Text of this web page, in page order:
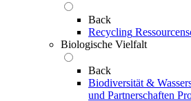
Back
Recycling
Biologische Vielfalt
Back
Biodiversität &
und Partnerschaften